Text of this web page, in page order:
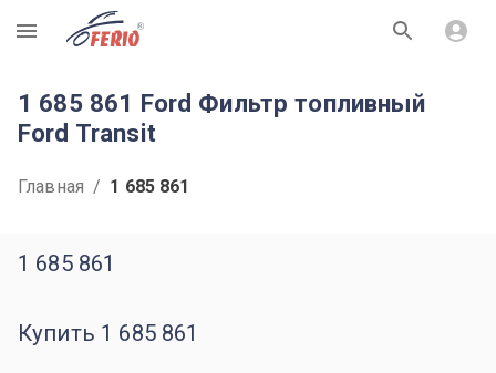
R
1 685 861 Ford Фильтр топливный
Ford Transit
Главная / 1 685 861
1 685 861
Купить 1 685 861